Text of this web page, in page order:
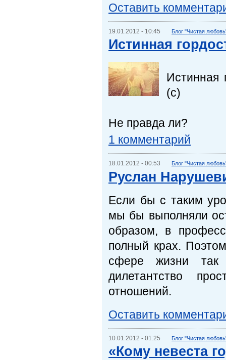
Оставить
19.01.2012 - 10:45 Блог "Чистая
Истинная
Истинная
(с)
Не правда ли?
1 комментарий
18.01.2012 - 00:53 Блог "Чистая
Руслан
Если бы с таким
мы бы выполняли
образом, в
полный крах.
сфере жизни так
дилетантство
отношений.
Оставить
10.01.2012 - 01:25 Блог "Чистая
«Кому невеста